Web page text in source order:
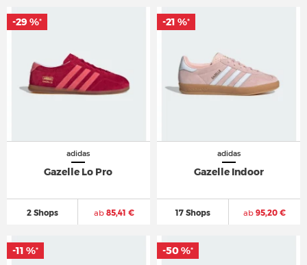
adidas
Gazelle Lo Pro
2 Shops ab85,41 €
-29 %*
adidas
Gazelle Indoor
17 Shops ab95,20 €
-21 %*
-11 %* -50 %*